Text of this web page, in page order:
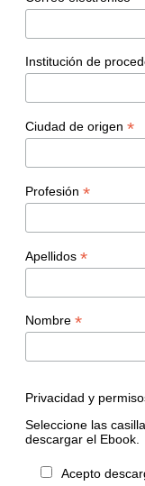
Institución de
Ciudad de origen *
Profesión *
Apellidos *
Nombre *
Privacidad y
Seleccione las
descargar el Ebook.
Acepto